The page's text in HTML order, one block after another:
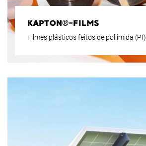
KAPTON®-FILMS
Filmes plásticos feitos de poliimida (PI)